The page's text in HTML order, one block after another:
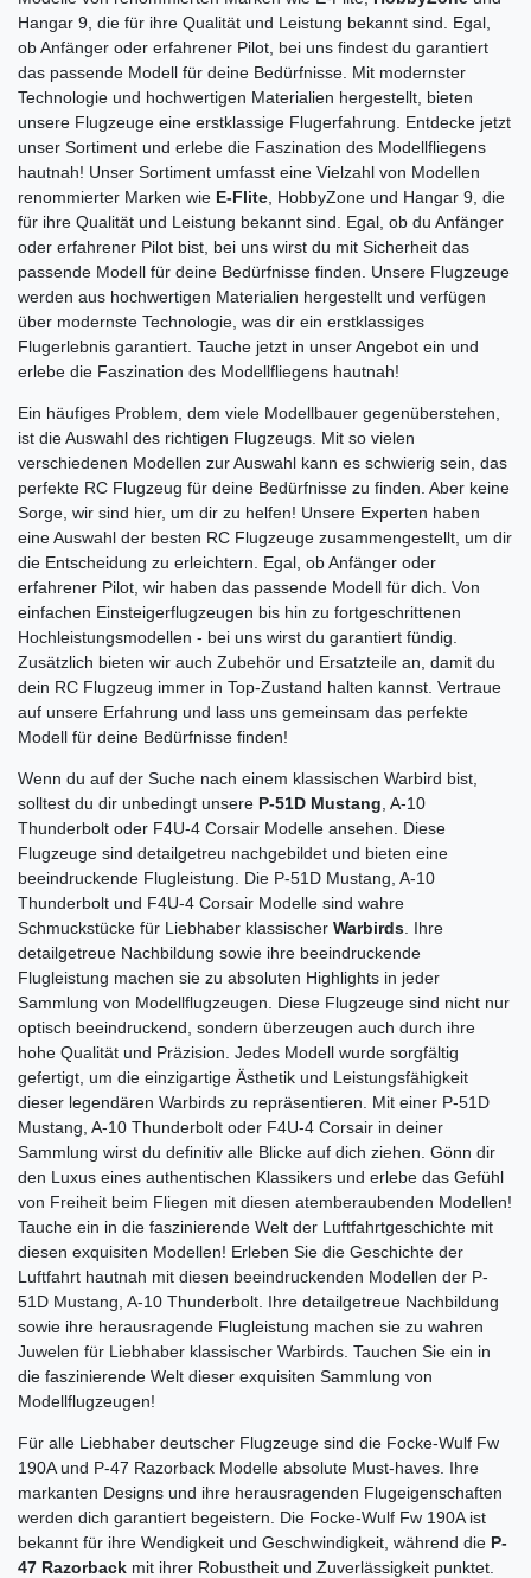
Hangar 9, die für ihre Qualität und Leistung bekannt sind. Egal,
ob Anfänger oder erfahrener Pilot, bei uns findest du garantiert
das passende Modell für deine Bedürfnisse. Mit modernster
Technologie und hochwertigen Materialien hergestellt, bieten
unsere Flugzeuge eine erstklassige Flugerfahrung. Entdecke jetzt
unser Sortiment und erlebe die Faszination des Modellfliegens
hautnah! Unser Sortiment umfasst eine Vielzahl von Modellen
renommierter Marken wie E-Flite , HobbyZone und Hangar 9, die
für ihre Qualität und Leistung bekannt sind. Egal, ob du Anfänger
oder erfahrener Pilot bist, bei uns wirst du mit Sicherheit das
passende Modell für deine Bedürfnisse finden. Unsere Flugzeuge
werden aus hochwertigen Materialien hergestellt und verfügen
über modernste Technologie, was dir ein erstklassiges
Flugerlebnis garantiert. Tauche jetzt in unser Angebot ein und
erlebe die Faszination des Modellfliegens hautnah!
Ein häufiges Problem, dem viele Modellbauer gegenüberstehen,
ist die Auswahl des richtigen Flugzeugs. Mit so vielen
verschiedenen Modellen zur Auswahl kann es schwierig sein, das
perfekte RC Flugzeug für deine Bedürfnisse zu finden. Aber keine
Sorge, wir sind hier, um dir zu helfen! Unsere Experten haben
eine Auswahl der besten RC Flugzeuge zusammengestellt, um dir
die Entscheidung zu erleichtern. Egal, ob Anfänger oder
erfahrener Pilot, wir haben das passende Modell für dich. Von
einfachen Einsteigerflugzeugen bis hin zu fortgeschrittenen
Hochleistungsmodellen - bei uns wirst du garantiert fündig.
Zusätzlich bieten wir auch Zubehör und Ersatzteile an, damit du
dein RC Flugzeug immer in Top-Zustand halten kannst. Vertraue
auf unsere Erfahrung und lass uns gemeinsam das perfekte
Modell für deine Bedürfnisse finden!
Wenn du auf der Suche nach einem klassischen Warbird bist,
solltest du dir unbedingt unsere P-51D Mustang , A-10
Thunderbolt oder F4U-4 Corsair Modelle ansehen. Diese
Flugzeuge sind detailgetreu nachgebildet und bieten eine
beeindruckende Flugleistung. Die P-51D Mustang, A-10
Thunderbolt und F4U-4 Corsair Modelle sind wahre
Schmuckstücke für Liebhaber klassischer Warbirds . Ihre
detailgetreue Nachbildung sowie ihre beeindruckende
Flugleistung machen sie zu absoluten Highlights in jeder
Sammlung von Modellflugzeugen. Diese Flugzeuge sind nicht nur
optisch beeindruckend, sondern überzeugen auch durch ihre
hohe Qualität und Präzision. Jedes Modell wurde sorgfältig
gefertigt, um die einzigartige Ästhetik und Leistungsfähigkeit
dieser legendären Warbirds zu repräsentieren. Mit einer P-51D
Mustang, A-10 Thunderbolt oder F4U-4 Corsair in deiner
Sammlung wirst du definitiv alle Blicke auf dich ziehen. Gönn dir
den Luxus eines authentischen Klassikers und erlebe das Gefühl
von Freiheit beim Fliegen mit diesen atemberaubenden Modellen!
Tauche ein in die faszinierende Welt der Luftfahrtgeschichte mit
diesen exquisiten Modellen! Erleben Sie die Geschichte der
Luftfahrt hautnah mit diesen beeindruckenden Modellen der P-
51D Mustang, A-10 Thunderbolt. Ihre detailgetreue Nachbildung
sowie ihre herausragende Flugleistung machen sie zu wahren
Juwelen für Liebhaber klassischer Warbirds. Tauchen Sie ein in
die faszinierende Welt dieser exquisiten Sammlung von
Modellflugzeugen!
Für alle Liebhaber deutscher Flugzeuge sind die Focke-Wulf Fw
190A und P-47 Razorback Modelle absolute Must-haves. Ihre
markanten Designs und ihre herausragenden Flugeigenschaften
werden dich garantiert begeistern. Die Focke-Wulf Fw 190A ist
bekannt für ihre Wendigkeit und Geschwindigkeit, während die P-
47 Razorback mit ihrer Robustheit und Zuverlässigkeit punktet.